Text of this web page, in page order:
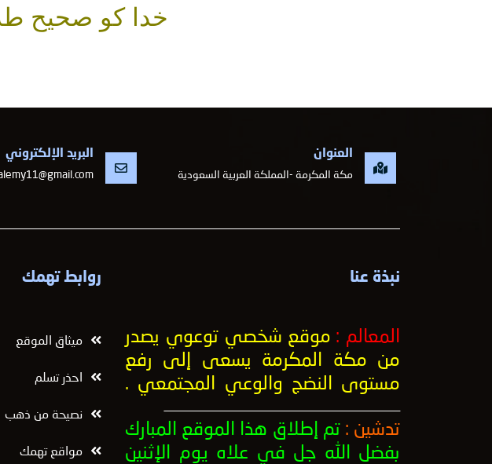
خدا کو صحیح
العنوان
مكة المكرمة -المملكة العربية السعودية
البريد الإلكتروني
نبذة عنا
المعالم : موقع شخصي توعوي يصدر
من مكة المكرمة يسعى إلى رفع
مستوى النضج والوعي المجتمعي .
ــــــــــــــــــــــــــــــــــــــــــــــــــــــــــــــــــــــــــــــــــــــــــــــــــــ
تدشين : تم إطلاق هذا الموقع المبارك
بفضل الله جل في علاه يوم الإثنين
روابط تهمك
ميثاق الموقع
احذر تسلم
نصيحة من ذهب
مواقع تهمك